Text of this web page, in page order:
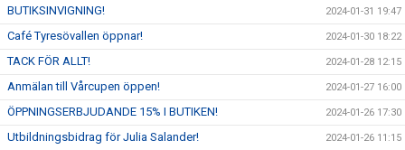
BUTIKSINVIGNING! 2024-01-31 19:47
Café Tyresövallen öppnar! 2024-01-30 18:22
TACK FÖR ALLT! 2024-01-28 12:15
Anmälan till Vårcupen öppen! 2024-01-27 16:00
ÖPPNINGSERBJUDANDE 15% I BUTIKEN! 2024-01-26 17:30
Utbildningsbidrag för Julia Salander! 2024-01-26 11:15